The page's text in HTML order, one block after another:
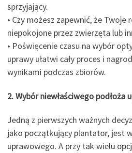
sprzyjający.
• Czy możesz zapewnić, że Twoje
niepokojone przez zwierzęta lub
• Poświęcenie czasu na wybór
uprawy ułatwi cały proces i
wynikami podczas zbiorów.
2. Wybór niewłaściwego podłoża
Jedną z pierwszych ważnych
jako początkujący plantator, jest
uprawowego. A przy tak wielu